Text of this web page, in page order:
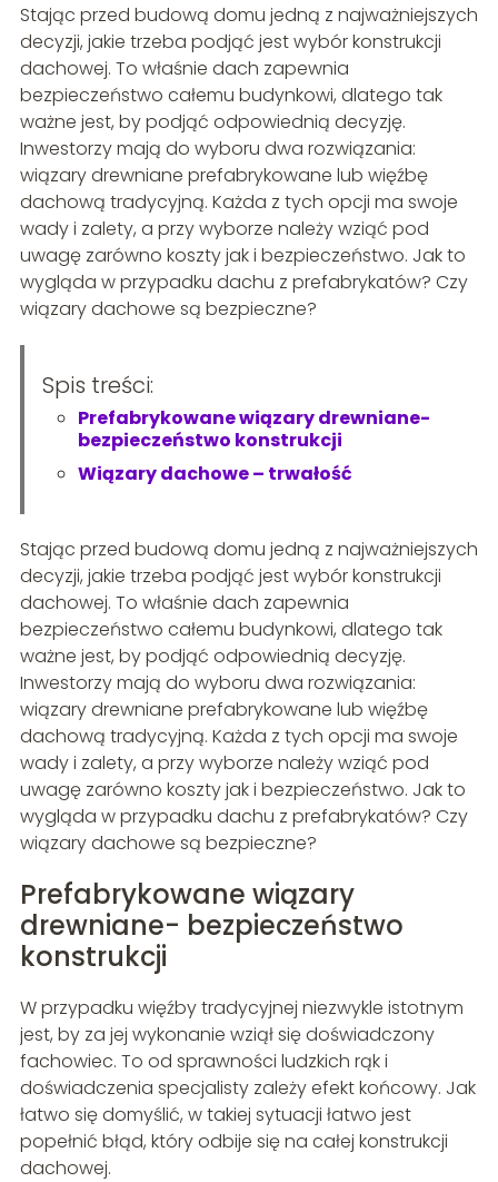
Stając przed budową domu jedną z najważniejszych
decyzji, jakie trzeba podjąć jest wybór konstrukcji
dachowej. To właśnie dach zapewnia
bezpieczeństwo całemu budynkowi, dlatego tak
ważne jest, by podjąć odpowiednią decyzję.
Inwestorzy mają do wyboru dwa rozwiązania:
wiązary drewniane prefabrykowane lub więźbę
dachową tradycyjną. Każda z tych opcji ma swoje
wady i zalety, a przy wyborze należy wziąć pod
uwagę zarówno koszty jak i bezpieczeństwo. Jak to
wygląda w przypadku dachu z prefabrykatów? Czy
wiązary dachowe są bezpieczne?
Spis treści:
Prefabrykowane wiązary drewniane-
bezpieczeństwo konstrukcji
Wiązary dachowe – trwałość
Stając przed budową domu jedną z najważniejszych
decyzji, jakie trzeba podjąć jest wybór konstrukcji
dachowej. To właśnie dach zapewnia
bezpieczeństwo całemu budynkowi, dlatego tak
ważne jest, by podjąć odpowiednią decyzję.
Inwestorzy mają do wyboru dwa rozwiązania:
wiązary drewniane prefabrykowane lub więźbę
dachową tradycyjną. Każda z tych opcji ma swoje
wady i zalety, a przy wyborze należy wziąć pod
uwagę zarówno koszty jak i bezpieczeństwo. Jak to
wygląda w przypadku dachu z prefabrykatów? Czy
wiązary dachowe są bezpieczne?
Prefabrykowane wiązary
drewniane- bezpieczeństwo
konstrukcji
W przypadku więźby tradycyjnej niezwykle istotnym
jest, by za jej wykonanie wziął się doświadczony
fachowiec. To od sprawności ludzkich rąk i
doświadczenia specjalisty zależy efekt końcowy. Jak
łatwo się domyślić, w takiej sytuacji łatwo jest
popełnić błąd, który odbije się na całej konstrukcji
dachowej.